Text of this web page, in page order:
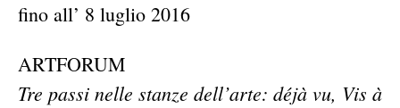
fino all’ 8 luglio 2016
ARTFORUM
Tre passi nelle stanze dell’arte: déjà vu, Vis à